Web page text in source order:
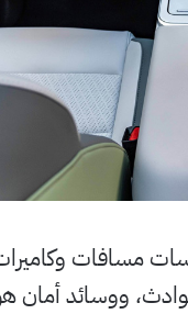
مسافات
ووسائد أمان